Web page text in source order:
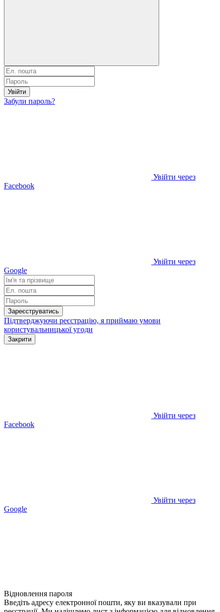
Увійти
Забули пароль?
Увійти через
Facebook
Увійти через
Google
Зареєструватись
Підтверджуючи реєстрацію, я приймаю умови
користувальницької угоди
Закрити
Увійти через
Facebook
Увійти через
Google
Відновлення пароля
Введіть адресу електронної пошти, яку ви вказували при